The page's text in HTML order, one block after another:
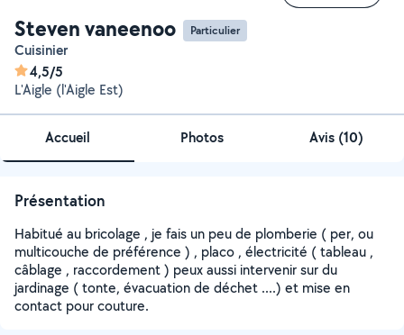
Steven vaneenoo Particulier
cuisinier
4,5/5
L'Aigle (l'Aigle Est)
Accueil Photos Avis (10)
Présentation
Habitué au bricolage , je fais un peu de plomberie ( per, ou
multicouche de préférence ) , placo , électricité ( tableau ,
câblage , raccordement ) peux aussi intervenir sur du
jardinage ( tonte, évacuation de déchet ....) et mise en
contact pour couture.